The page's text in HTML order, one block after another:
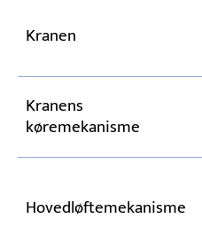
Kranen
Kranens
køremekanisme
Hovedløftemekanisme